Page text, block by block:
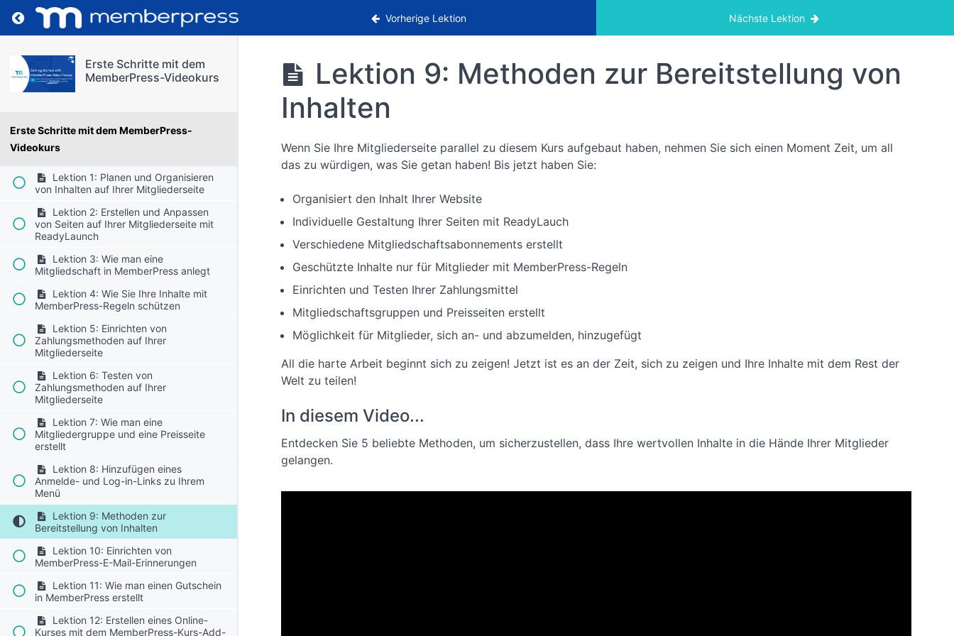
Zurück zum Kurs: Erste Schritte mit dem MemberPress-Videokurs
Vorherige Lektion Nächste Lektion
Erste Schritte mit dem
MemberPress-Videokurs
Erste Schritte mit dem MemberPress-
Videokurs
Lektion 1: Planen und Organisieren
von Inhalten auf Ihrer Mitgliederseite
Lektion 2: Erstellen und Anpassen
von Seiten auf Ihrer Mitgliederseite mit
ReadyLaunch
Lektion 3: Wie man eine
Mitgliedschaft in MemberPress anlegt
Lektion 4: Wie Sie Ihre Inhalte mit
MemberPress-Regeln schützen
Lektion 5: Einrichten von
Zahlungsmethoden auf Ihrer
Mitgliederseite
Lektion 6: Testen von
Zahlungsmethoden auf Ihrer
Mitgliederseite
Lektion 7: Wie man eine
Mitgliedergruppe und eine Preisseite
erstellt
Lektion 8: Hinzufügen eines
Anmelde- und Log-in-Links zu Ihrem
Menü
Lektion 9: Methoden zur
Bereitstellung von Inhalten
Lektion 10: Einrichten von
MemberPress-E-Mail-Erinnerungen
Lektion 11: Wie man einen Gutschein
in MemberPress erstellt
Lektion 12: Erstellen eines Online-
Kurses mit dem MemberPress-Kurs-Add-
Lektion 9: Methoden zur Bereitstellung von
Inhalten
Wenn Sie Ihre Mitgliederseite parallel zu diesem Kurs aufgebaut haben, nehmen Sie sich einen Moment Zeit, um all
das zu würdigen, was Sie getan haben! Bis jetzt haben Sie:
Organisiert den Inhalt Ihrer Website
Individuelle Gestaltung Ihrer Seiten mit ReadyLauch
Verschiedene Mitgliedschaftsabonnements erstellt
Geschützte Inhalte nur für Mitglieder mit MemberPress-Regeln
Einrichten und Testen Ihrer Zahlungsmittel
Mitgliedschaftsgruppen und Preisseiten erstellt
Möglichkeit für Mitglieder, sich an- und abzumelden, hinzugefügt
All die harte Arbeit beginnt sich zu zeigen! Jetzt ist es an der Zeit, sich zu zeigen und Ihre Inhalte mit dem Rest der
Welt zu teilen!
In diesem Video...
Entdecken Sie 5 beliebte Methoden, um sicherzustellen, dass Ihre wertvollen Inhalte in die Hände Ihrer Mitglieder
gelangen.